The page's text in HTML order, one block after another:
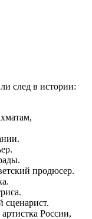
след в истории:
продюсер.
сценарист.
России,